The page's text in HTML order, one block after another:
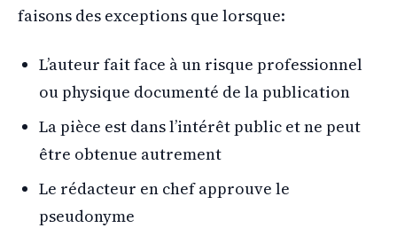
faisons des exceptions que lorsque:
L’auteur fait face à un risque professionnel
ou physique documenté de la publication
La pièce est dans l’intérêt public et ne peut
être obtenue autrement
Le rédacteur en chef approuve le
pseudonyme